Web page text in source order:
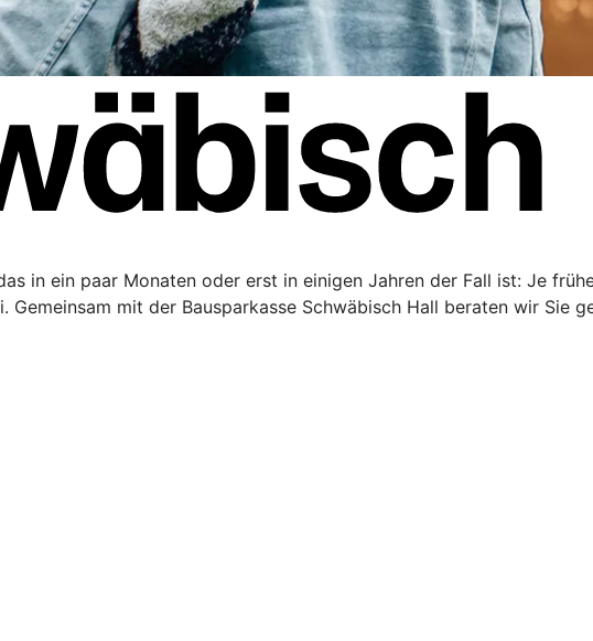
in ein paar Monaten oder erst in einigen Jahren der Fall ist: Je
mit der Bausparkasse Schwäbisch Hall beraten wir Sie